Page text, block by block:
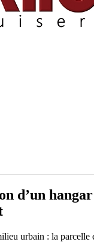
d’un hangar
urbain : la parcelle